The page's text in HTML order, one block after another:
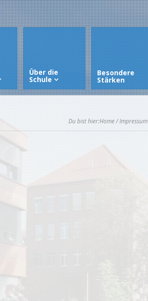
Über die
Schule
Besondere
Stärken
Du bist hier:Home/ Impressum